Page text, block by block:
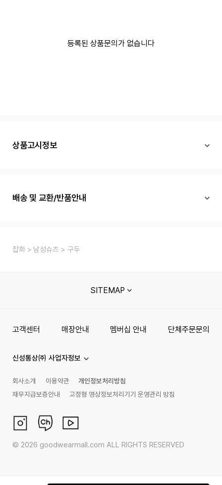
등록된 상품문의가 없습니다
상품고시정보
배송 및 교환/반품안내
잡화 남성슈즈 구두
SITEMAP
고객센터 매장안내 멤버십 안내 단체주문문의
신성통상㈜ 사업자정보
회사소개 이용약관
개인정보처리방침
채무지급보증안내
고정형 영상정보처리기기 운영관리 방침
© 2026 goodwearmall.com ALL RIGHTS RESERVED